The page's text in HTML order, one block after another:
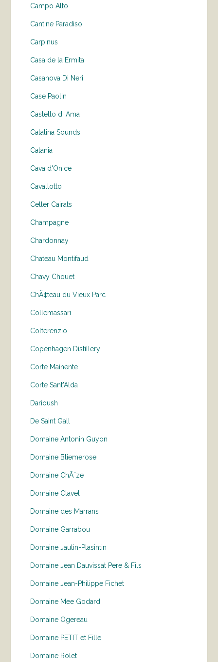
Campo Alto
Cantine Paradiso
Carpinus
Casa de la Ermita
Casanova Di Neri
Case Paolin
Castello di Ama
Catalina Sounds
Catania
Cava d'Onice
Cavallotto
Celler Cairats
Champagne
Chardonnay
Chateau Montifaud
Chavy Chouet
ChÃ¢teau du Vieux Parc
Collemassari
Colterenzio
Copenhagen Distillery
Corte Mainente
Corte Sant'Alda
Darioush
De Saint Gall
Domaine Antonin Guyon
Domaine Bliemerose
Domaine ChÃ¨ze
Domaine Clavel
Domaine des Marrans
Domaine Garrabou
Domaine Jaulin-Plasintin
Domaine Jean Dauvissat Pere & Fils
Domaine Jean-Philippe Fichet
Domaine Mee Godard
Domaine Ogereau
Domaine PETIT et Fille
Domaine Rolet